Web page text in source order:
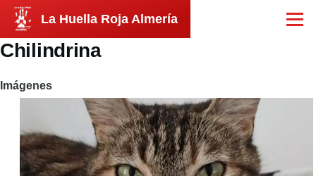
Pasar al contenido principal
La Huella Roja Almería Menú
Chilindrina
Imágenes